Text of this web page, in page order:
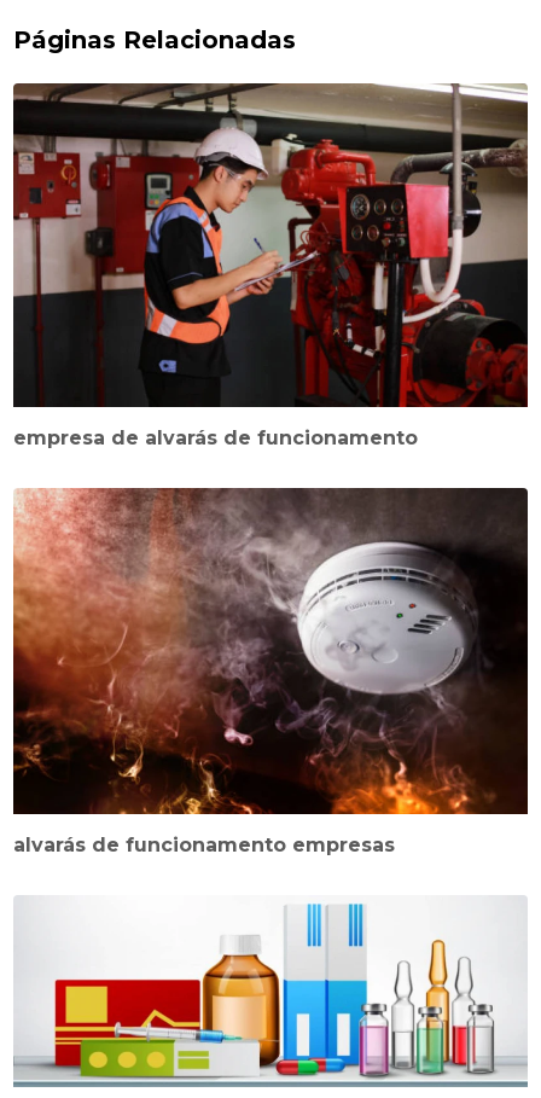
Páginas Relacionadas
empresa de alvarás de funcionamento
alvarás de funcionamento empresas